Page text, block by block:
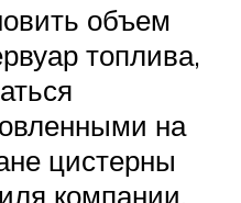
объем
топлива,
на
цистерны
компании.